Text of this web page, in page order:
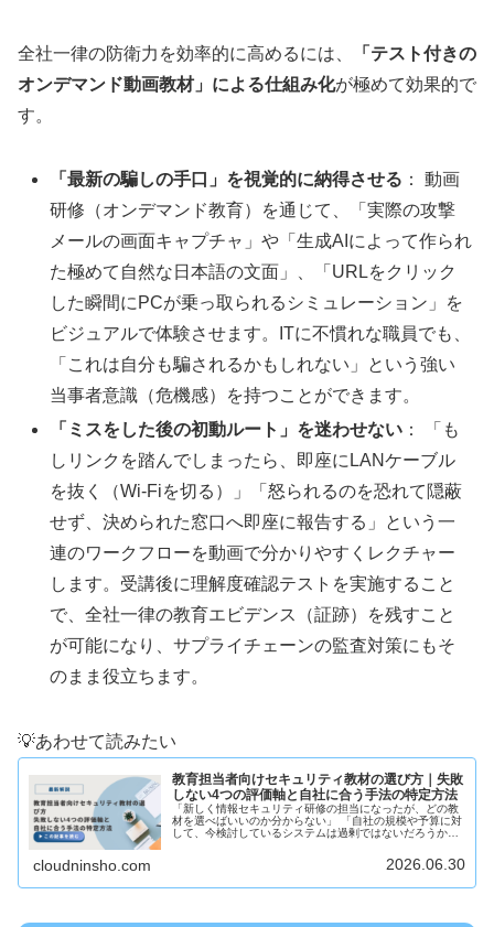
全社一律の防衛力を効率的に高めるには、
「テスト付きの
オンデマンド動画教材」による仕組み化が極めて効果的で
す。
「最新の騙しの手口」を視覚的に納得させる ： 動画
研修（オンデマンド教育）を通じて、「実際の攻撃
メールの画面キャプチャ」や「生成AIによって作られ
た極めて自然な日本語の文面」、「URLをクリック
した瞬間にPCが乗っ取られるシミュレーション」を
ビジュアルで体験させます。ITに不慣れな職員でも、
「これは自分も騙されるかもしれない」という強い
当事者意識（危機感）を持つことができます。
「ミスをした後の初動ルート」を迷わせない ： 「も
しリンクを踏んでしまったら、即座にLANケーブル
を抜く（Wi-Fiを切る）」「怒られるのを恐れて隠蔽
せず、決められた窓口へ即座に報告する」という一
連のワークフローを動画で分かりやすくレクチャー
します。受講後に理解度確認テストを実施すること
で、全社一律の教育エビデンス（証跡）を残すこと
が可能になり、サプライチェーンの監査対策にもそ
のまま役立ちます。
💡あわせて読みたい
教育担当者向けセキュリティ教材の選び方｜失敗
しない4つの評価軸と自社に合う手法の特定方法
「新しく情報セキュリティ研修の担当になったが、どの教
材を選べばいいのか分からない」 「自社の規模や予算に対
して、今検討しているシステムは過剰ではないだろうか」
cloudninsho.com 2026.06.30